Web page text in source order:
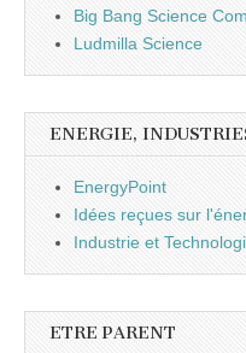
Big Bang Science
Ludmilla Science
ENERGIE,
EnergyPoint
Idées reçues sur
Industrie et
ETRE PARENT